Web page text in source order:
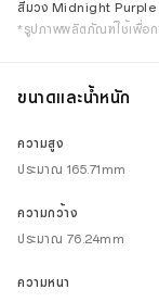
สีม่วง Midnight
*รูปภาพผลิตภัณฑ์ใช้เพื่อก
ขนาดและน้ำหนัก
ความสูง
ประมาณ 165.71mm
ความกว้าง
ประมาณ 76.24mm
ความหนา